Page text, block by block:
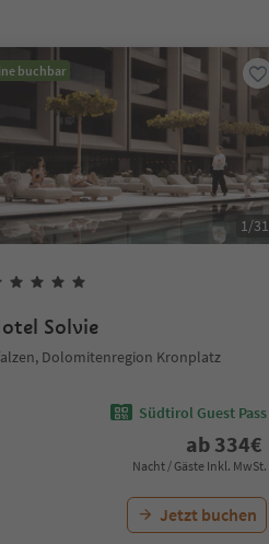
buchbar
1/31
Solvie
Dolomitenregion Kronplatz
Südtirol Guest Pass
ab 334€
Nacht / Gäste Inkl. MwSt.
Jetzt buchen